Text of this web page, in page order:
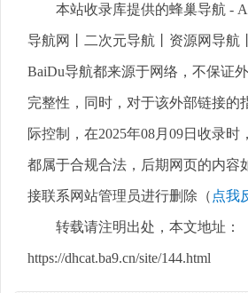
本站收录库提供的蜂巢导航 -
导航网丨二次元导航丨资源网导航
BaiDu导航都来源于网络，不保证
完整性，同时，对于该外部链接的
际控制，在2025年08月09日收录时
都属于合规合法，后期网页的内容
接联系网站管理员进行删除（ 点我
转载请注明出处，本文地址：
https://dhcat.ba9.cn/site/144.html